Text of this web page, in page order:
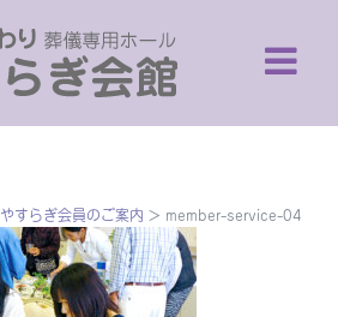
やすらぎ会員のご案内 > member-service-04